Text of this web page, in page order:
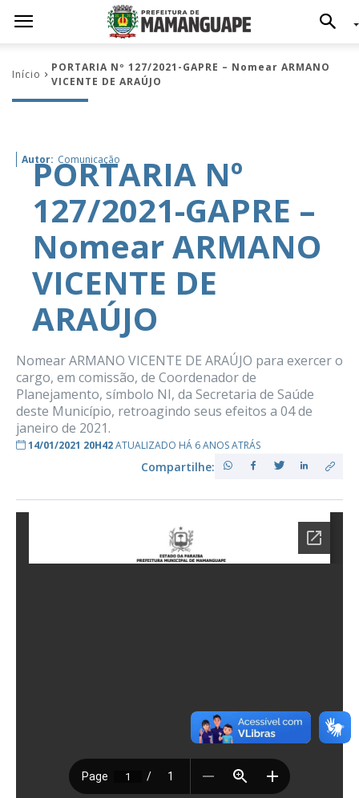
Início
PORTARIA Nº 127/2021-GAPRE – Nomear ARMANO
VICENTE DE ARAÚJO
Autor: Comunicação
PORTARIA Nº
127/2021-GAPRE –
Nomear ARMANO
VICENTE DE
ARAÚJO
Nomear ARMANO VICENTE DE ARAÚJO para exercer o
cargo, em comissão, de Coordenador de
Planejamento, símbolo NI, da Secretaria de Saúde
deste Município, retroagindo seus efeitos a 04 de
janeiro de 2021.
14/01/2021 20H42ATUALIZADO HÁ 6 ANOS ATRÁS
Compartilhe: